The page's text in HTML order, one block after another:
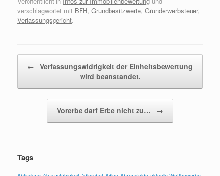
verschlagwortet mit BFH, Grundbesitzwerte, Grunderwerbsteuer,
Verfassungsgericht.
← Verfassungswidrigkeit der Einheitsbewertung
wird beanstandet.
Vorerbe darf Erbe nicht zu… →
Tags